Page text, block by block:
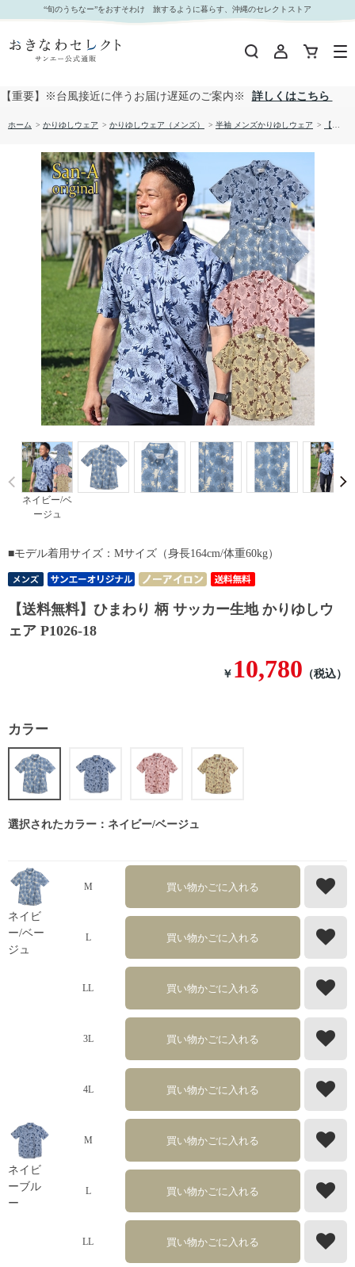
【送料無料】ひまわり 柄 サッカー生地 かりゆしウェア P1026-18｜おきなわセレクト サンエー
公式通販
“旬のうちなー”をおすそわけ 旅するように暮らす、沖縄のセレクトストア
【重要】※台風接近に伴うお届け遅延のご案内※ 詳しくはこちら
ホーム > かりゆしウェア > かりゆしウェア（メンズ） > 半袖 メンズかりゆしウェア > 【送料無料】ひまわり 柄 サッカー生地 かりゆしウェア P1026-18
ネイビー/ベ
ージュ
Prev
【送料無料】ひまわり 柄 サッカー生地 かりゆしウ
ェア P1026-18
￥ 10,780 （税込）
カラー
選択されたカラー：ネイビー/ベージュ
ネイビ
ー/ベー
ジュ
M 買い物かごに入れる
L 買い物かごに入れる
LL 買い物かごに入れる
3L 買い物かごに入れる
4L 買い物かごに入れる
ネイビ
ーブル
ー
M 買い物かごに入れる
L 買い物かごに入れる
LL 買い物かごに入れる
■モデル着用サイズ：Mサイズ（身長164cm/体重60kg）